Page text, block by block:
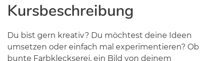
Kursbeschreibung
Du bist gern kreativ? Du möchtest deine Ideen
umsetzen oder einfach mal experimentieren? Ob
bunte Farbkleckserei, ein Bild von deinem